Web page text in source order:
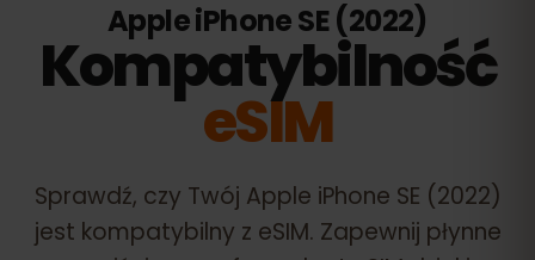
Apple iPhone SE (2022)
Kompatybilność
eSIM
Sprawdź, czy Twój Apple iPhone SE (2022)
jest kompatybilny z eSIM. Zapewnij płynne